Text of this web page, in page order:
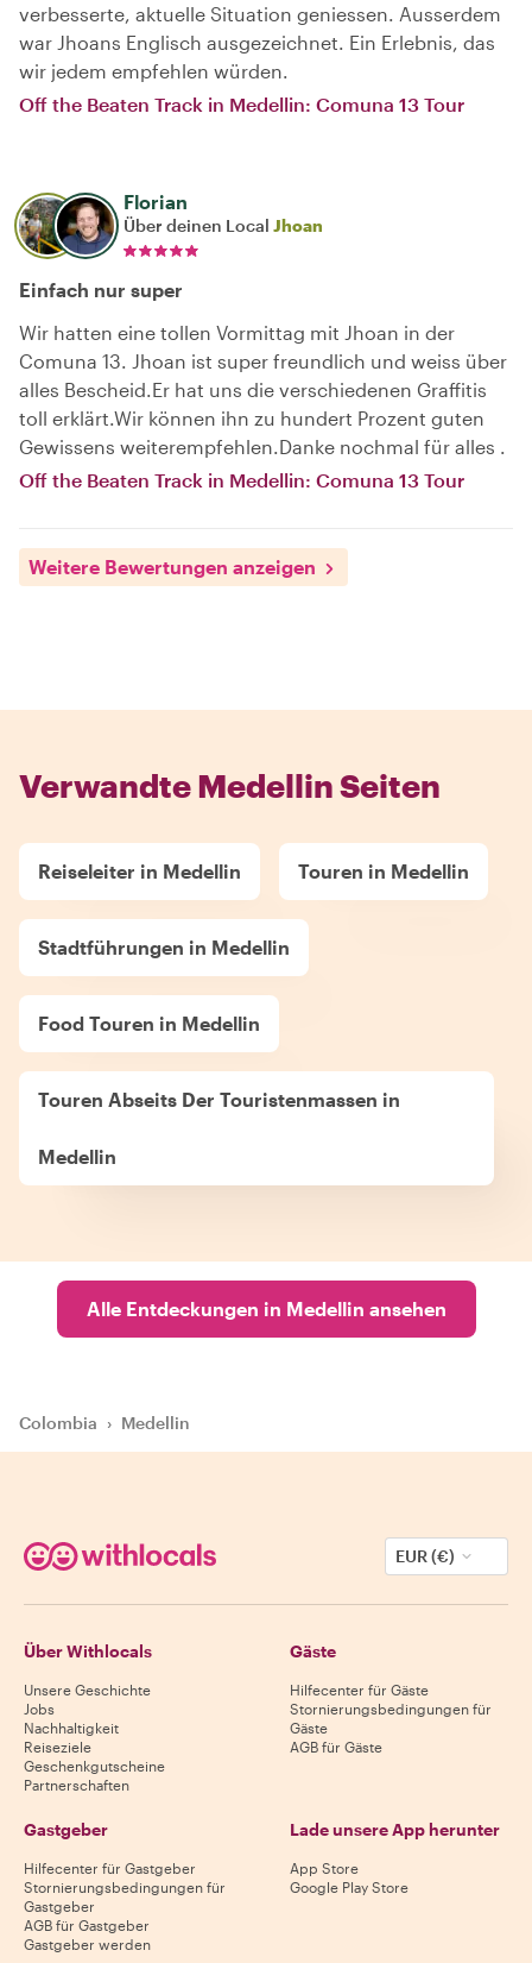
verbesserte, aktuelle Situation geniessen. Ausserdem
war Jhoans Englisch ausgezeichnet. Ein Erlebnis, das
wir jedem empfehlen würden.
Off the Beaten Track in Medellin: Comuna 13 Tour
Florian
Über deinen Local Jhoan
Einfach nur super
Wir hatten eine tollen Vormittag mit Jhoan in der
Comuna 13. Jhoan ist super freundlich und weiss über
alles Bescheid.Er hat uns die verschiedenen Graffitis
toll erklärt.Wir können ihn zu hundert Prozent guten
Gewissens weiterempfehlen.Danke nochmal für alles .
Off the Beaten Track in Medellin: Comuna 13 Tour
Weitere Bewertungen anzeigen
Verwandte Medellin Seiten
Reiseleiter in Medellin Touren in Medellin
Stadtführungen in Medellin
Food Touren in Medellin
Touren Abseits Der Touristenmassen in
Medellin
Alle Entdeckungen in Medellin ansehen
Colombia › Medellin
EUR (€)
Über Withlocals
Unsere Geschichte
Jobs
Nachhaltigkeit
Reiseziele
Geschenkgutscheine
Partnerschaften
Gäste
Hilfecenter für Gäste
Stornierungsbedingungen für
Gäste
AGB für Gäste
Gastgeber
Hilfecenter für Gastgeber
Stornierungsbedingungen für
Gastgeber
AGB für Gastgeber
Gastgeber werden
Lade unsere App herunter
App Store
Google Play Store